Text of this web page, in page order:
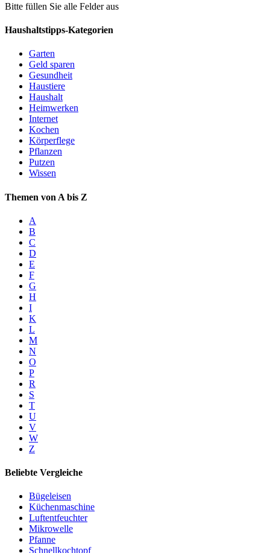
Bitte füllen Sie alle Felder aus
Haushaltstipps-Kategorien
Garten
Geld sparen
Gesundheit
Haustiere
Haushalt
Heimwerken
Internet
Kochen
Körperflege
Pflanzen
Putzen
Wissen
Themen von A bis Z
A
B
C
D
E
F
G
H
I
K
L
M
N
O
P
R
S
T
U
V
W
Z
Beliebte Vergleiche
Bügeleisen
Küchenmaschine
Luftentfeuchter
Mikrowelle
Pfanne
Schnellkochtopf